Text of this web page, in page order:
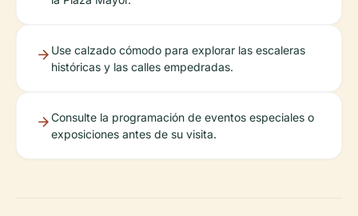
Use calzado cómodo para explorar las escaleras
históricas y las calles empedradas.
Consulte la programación de eventos especiales o
exposiciones antes de su visita.